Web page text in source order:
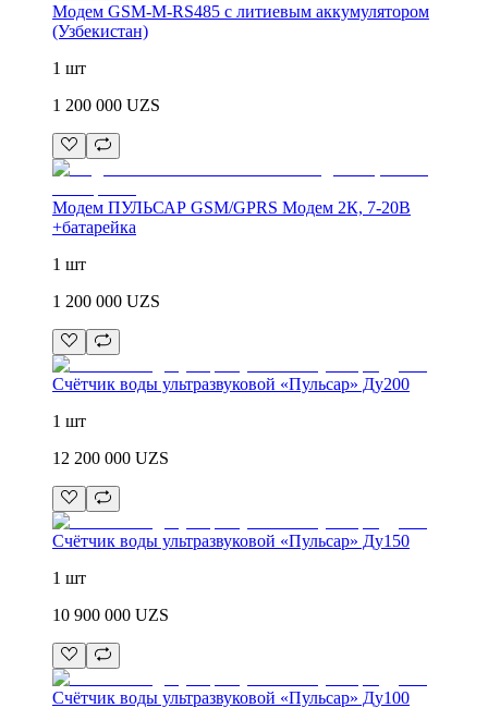
Модем GSM-M-RS485 с литиевым аккумулятором
(Узбекистан)
1 шт
1 200 000 UZS
Модем ПУЛЬСАР GSM/GPRS Модем 2К, 7-20В
+батарейка
1 шт
1 200 000 UZS
Счётчик воды ультразвуковой «Пульсар» Ду200
1 шт
12 200 000 UZS
Счётчик воды ультразвуковой «Пульсар» Ду150
1 шт
10 900 000 UZS
Счётчик воды ультразвуковой «Пульсар» Ду100